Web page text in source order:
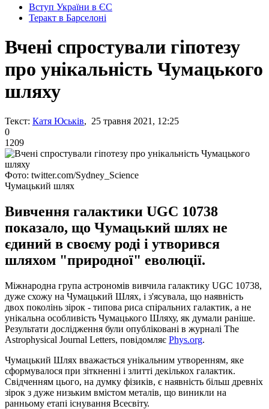
Вступ України в ЄС
Теракт в Барселоні
Вчені спростували гіпотезу
про унікальність Чумацького
шляху
Текст: Катя Юськів, 25 травня 2021, 12:25
0
1209
Фото: twitter.com/Sydney_Science
Чумацький шлях
Вивчення галактики UGC 10738
показало, що Чумацький шлях не
єдиний в своєму роді і утворився
шляхом "природної" еволюції.
Міжнародна група астрономів вивчила галактику UGC 10738,
дуже схожу на Чумацький Шлях, і з'ясувала, що наявність
двох поколінь зірок - типова риса спіральних галактик, а не
унікальна особливість Чумацького Шляху, як думали раніше.
Результати дослідження були опубліковані в журналі The
Astrophysical Journal Letters, повідомляє Phys.org.
Чумацький Шлях вважається унікальним утворенням, яке
сформувалося при зіткненні і злитті декількох галактик.
Свідченням цього, на думку фізиків, є наявність більш древніх
зірок з дуже низьким вмістом металів, що виникли на
ранньому етапі існування Всесвіту.